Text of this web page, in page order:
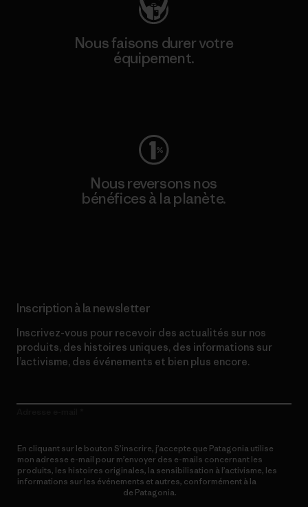
Nous faisons durer votre
équipement.
Nous reversons nos
bénéfices à la planète.
Inscription à la newsletter
Inscrivez-vous pour recevoir des actualités sur nos
produits, des histoires uniques, des informations sur
l’activisme, des événements et bien plus encore.
En cliquant sur le bouton S’inscrire, j’accepte que Patagonia utilise
mon adresse e-mail pour m’envoyer des e-mails concernant les
produits, les histoires originales, la sensibilisation à l’activisme, les
informations sur les événements et autres, conformément à la
de Patagonia.